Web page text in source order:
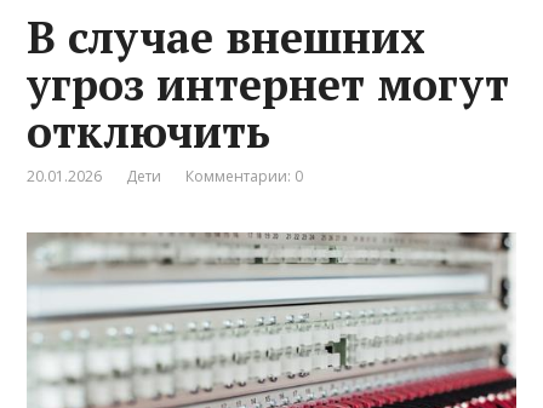
В случае внешних
угроз интернет могут
отключить
20.01.2026 Дети Комментарии: 0